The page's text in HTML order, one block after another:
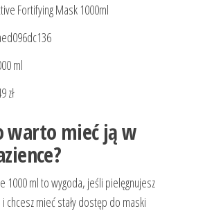
Fortifying Mask 1000ml
ml
zł
warto mieć ją w
1000 ml to wygoda, jeśli pielęgnujesz
chcesz mieć stały dostęp do maski